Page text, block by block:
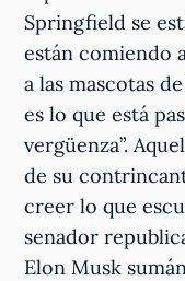
Springfield se
están comiendo
a las mascotas
es lo que está
vergüenza”.
de su
creer lo que
senador
Elon Musk